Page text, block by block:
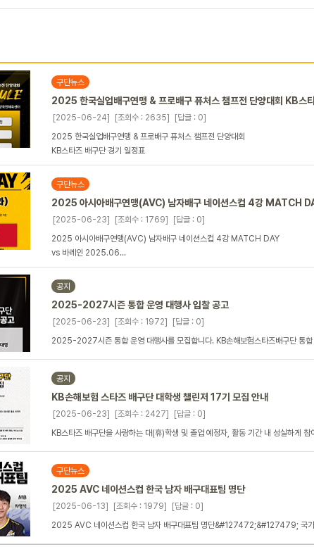
구단뉴스
2025 한국실업배구연맹 & 프로배구 퓨처스 챔프전 단양대회 KB스
[2025-06-24] [조회수 : 2635]
[답글 : 0]
2025 한국실업배구연맹 & 프로배구 퓨처스 챔프전 단양대회
KB스타즈 배구단 경기 일정표
구단뉴스
2025 아시아배구연맹(AVC) 남자배구 네이션스컵 4강 MATCH
[2025-06-23] [조회수 : 1769]
[답글 : 0]
2025 아시아배구연맹(AVC) 남자배구 네이션스컵 4강 MATCH DAY
vs 바레인 2025.06...
공지
2025-2027시즌 통합 운영 대행사 입찰 공고
[2025-06-23] [조회수 : 1972]
[답글 : 0]
2025-2027시즌 통합 운영 대행사를 모집합니다. KB손해보험스타즈배구단 통합
공지
KB손해보험 스타즈 배구단 대학생 챌린저 17기 모집 안내
[2025-06-23] [조회수 : 2427]
[답글 : 0]
KB스타즈 배구단을 사랑하는 대(휴)학생 및 졸업 예정자, 활동 기간 내 성실하게 참
구단뉴스
2025 AVC 네이션스컵 한국 남자 배구대표팀 명단
[2025-06-13] [조회수 : 1979]
[답글 : 0]
2025 AVC 네이션스컵 한국 남자 배구대표팀 명단&#127472;&#127479; 국